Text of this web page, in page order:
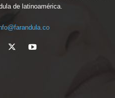
de latinoamérica.